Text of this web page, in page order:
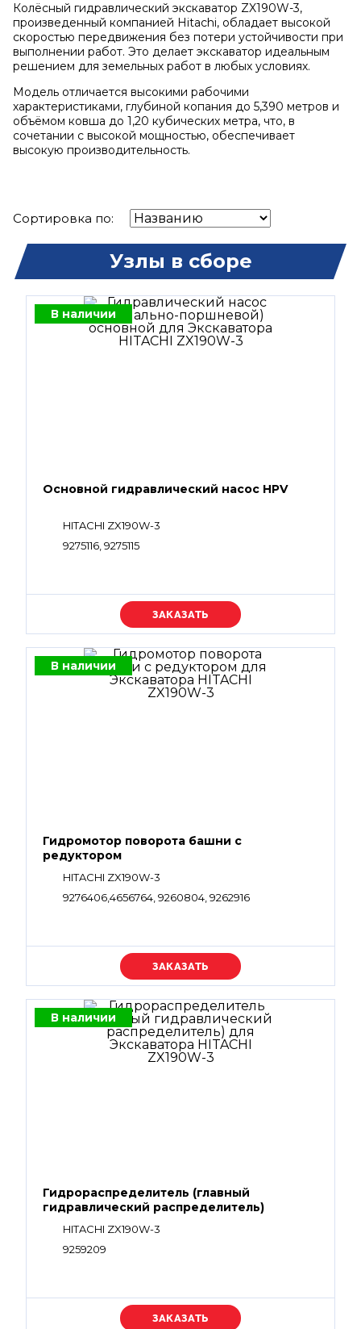
Колёсный гидравлический экскаватор ZX190W-3,
произведенный компанией Hitachi, обладает высокой
скоростью передвижения без потери устойчивости при
выполнении работ. Это делает экскаватор идеальным
решением для земельных работ в любых условиях.
Модель отличается высокими рабочими
характеристиками, глубиной копания до 5,390 метров и
объёмом ковша до 1,20 кубических метра, что, в
сочетании с высокой мощностью, обеспечивает
высокую производительность.
Сортировка по:
Узлы в сборе
В наличии
Основной гидравлический насос HPV
HITACHI ZX190W-3
9275116, 9275115
Уточняйте цену
В наличии
Гидромотор поворота башни с
редуктором
HITACHI ZX190W-3
9276406,4656764, 9260804, 9262916
Уточняйте цену
В наличии
Гидрораспределитель (главный
гидравлический распределитель)
HITACHI ZX190W-3
9259209
Уточняйте цену